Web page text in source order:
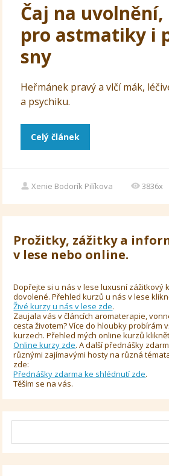
Čaj na uvolnění,
pro astmatiky i
sny
Heřmánek pravý a vlčí mák,
a psychiku.
Celý článek
Xenie Bodorík Pilíkova 3836x
Prožitky, zážitky a
v lese nebo online.
Dopřejte si u nás v lese luxusní zážitkový
dovolené. Přehled kurzů u nás v lese
Živé kurzy u nás v lese zde.
Zaujala vás v článcích aromaterapie,
cesta životem? Více do hloubky probírám
kurzech. Přehled mých online kurzů
Online kurzy zde. A další přednášky
různými zajímavými hosty na různá
zde:
Přednášky zdarma ke shlédnutí zde.
Těším se na vás.